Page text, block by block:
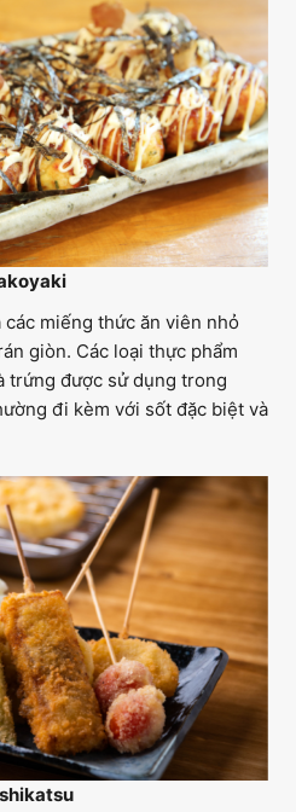
các miếng thức ăn viên nhỏ
giòn. Các loại thực phẩm
trứng được sử dụng trong
đi kèm với sốt đặc biệt và